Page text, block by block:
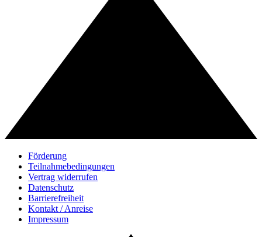
Förderung
Teilnahmebedingungen
Vertrag widerrufen
Datenschutz
Barrierefreiheit
Kontakt / Anreise
Impressum